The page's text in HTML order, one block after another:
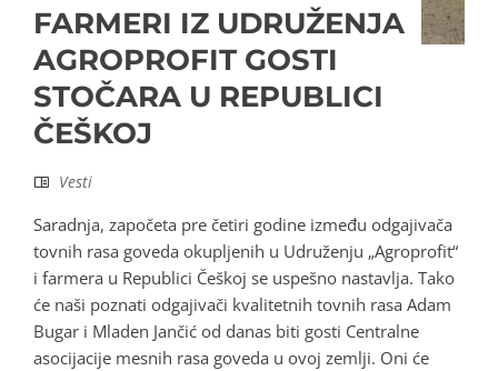
FARMERI IZ UDRUŽENJA
AGROPROFIT GOSTI
STOČARA U REPUBLICI
ČEŠKOJ
Vesti
Saradnja, započeta pre četiri godine između odgajivača
tovnih rasa goveda okupljenih u Udruženju „Agroprofit“
i farmera u Republici Češkoj se uspešno nastavlja. Tako
će naši poznati odgajivači kvalitetnih tovnih rasa Adam
Bugar i Mladen Jančić od danas biti gosti Centralne
asocijacije mesnih rasa goveda u ovoj zemlji. Oni će